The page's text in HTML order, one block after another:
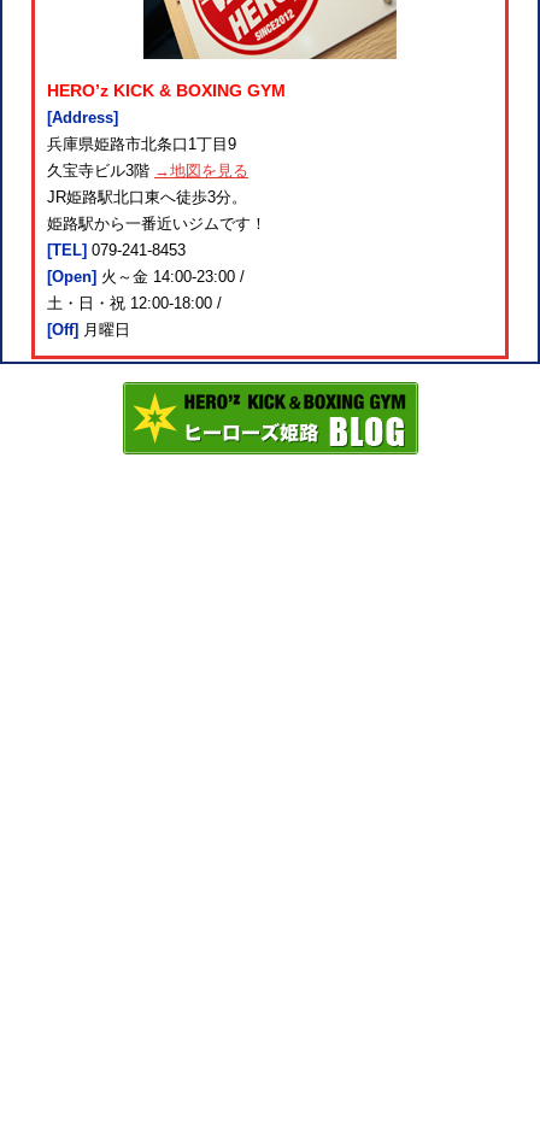
HERO’z KICK & BOXING GYM
[Address]
兵庫県姫路市北条口1丁目9
久宝寺ビル3階 →地図を見る
JR姫路駅北口東へ徒歩3分。
姫路駅から一番近いジムです！
[TEL] 079-241-8453
[Open] 火～金 14:00-23:00 /
土・日・祝 12:00-18:00 /
[Off] 月曜日